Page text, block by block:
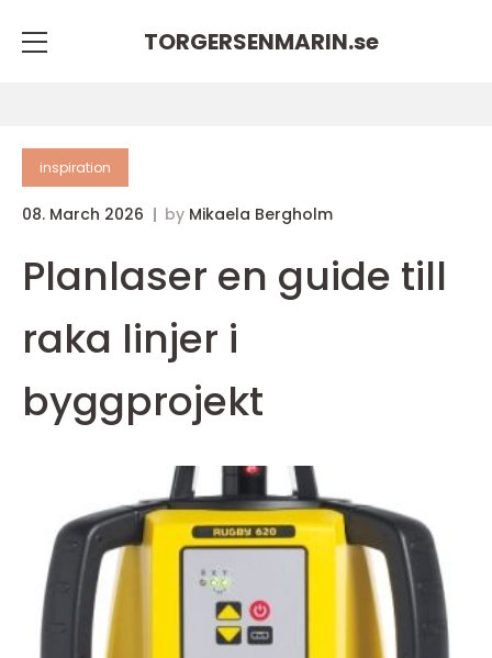
TORGERSENMARIN.se
inspiration
08. March 2026 by Mikaela Bergholm
Planlaser en guide till
raka linjer i
byggprojekt